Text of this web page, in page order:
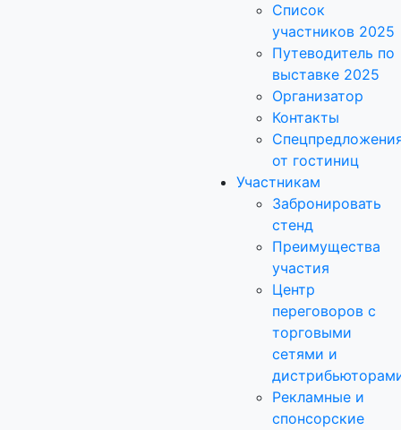
Список
участников 2025
Путеводитель по
выставке 2025
Организатор
Контакты
от гостиниц
Участникам
Забронировать
стенд
Преимущества
участия
Центр
переговоров с
торговыми
сетями и
Рекламные и
спонсорские